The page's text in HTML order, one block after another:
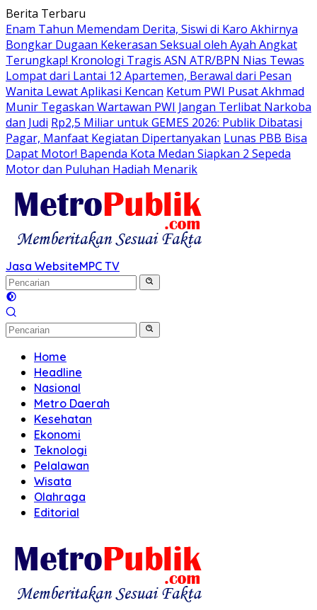
Langsung
ke
konten
Berita Terbaru
Enam Tahun Memendam Derita, Siswi di Karo Akhirnya
Bongkar Dugaan Kekerasan Seksual oleh Ayah Angkat
Terungkap! Kronologi Tragis ASN ATR/BPN Nias Tewas
Lompat dari Lantai 12 Apartemen, Berawal dari Pesan
Wanita Lewat Aplikasi Kencan Ketum PWI Pusat Akhmad
Munir Tegaskan Wartawan PWI Jangan Terlibat Narkoba
dan Judi Rp2,5 Miliar untuk GEMES 2026: Publik Dibatasi
Pagar, Manfaat Kegiatan Dipertanyakan Lunas PBB Bisa
Dapat Motor! Bapenda Kota Medan Siapkan 2 Sepeda
Motor dan Puluhan Hadiah Menarik
Jasa WebsiteMPC TV
Home
Headline
Nasional
Metro Daerah
Kesehatan
Ekonomi
Teknologi
Pelalawan
Wisata
Olahraga
Editorial